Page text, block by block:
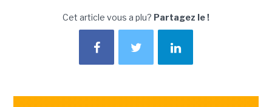
Cet article vous a plu? Partagez le !